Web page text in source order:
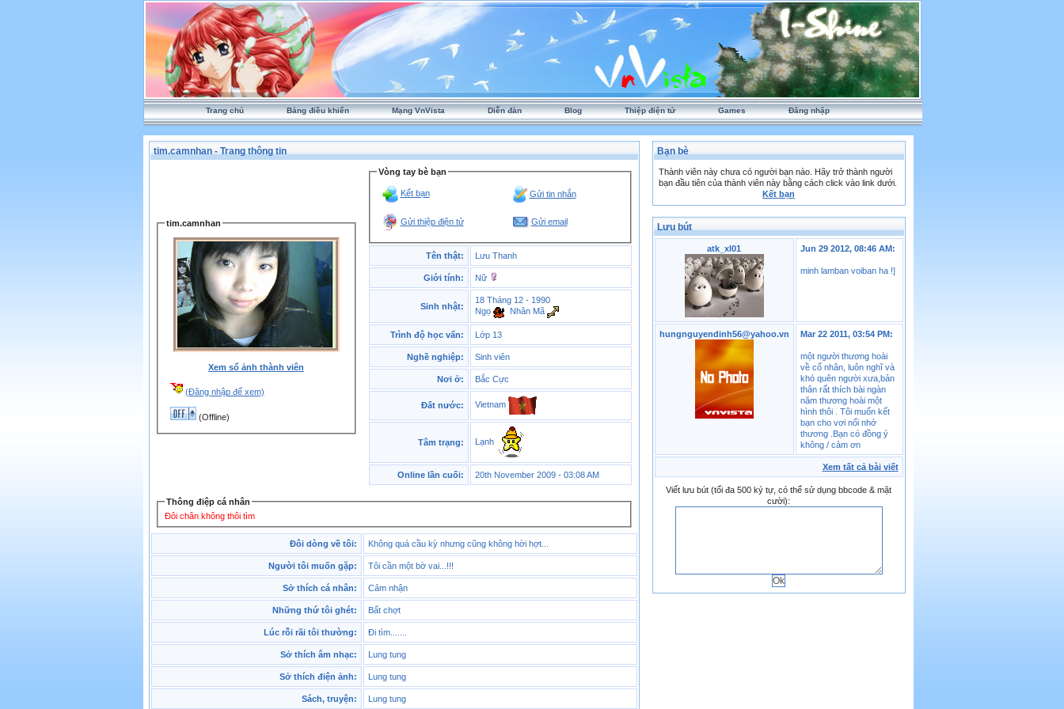
Trang chủ Bảng điều khiển Mạng VnVista Diễn đàn Blog Thiệp điện tử Games Đăng nhập
tim.camnhan - Trang thông tin
tim.camnhan
Xem sổ ảnh thành viên
(Đăng nhập để xem)
(Offline)
Vòng tay bè bạn
Kết bạn Gửi tin nhắn
Gửi thiệp điện tử Gửi email
Tên thật: Lưu Thanh
Giới tính: Nữ
Sinh nhật:
18 Tháng 12 - 1990
Ngọ
Nhân Mã
Trình độ học vấn: Lớp 13
Nghề nghiệp: Sinh viên
Nơi ở: Bắc Cực
Đất nước: Vietnam
Tâm trạng: Lạnh
Online lần cuối: 20th November 2009 - 03:08 AM
Thông điệp cá nhân
Đôi chân không thôi tìm
Đôi dòng về tôi: Không quá cầu kỳ nhưng cũng không hời hợt...
Người tôi muốn gặp: Tôi cần một bờ vai...!!!
Sở thích cá nhân: Cảm nhận
Những thứ tôi ghét: Bất chợt
Lúc rỗi rãi tôi thường: Đi tìm.......
Sở thích âm nhạc: Lung tung
Sở thích điện ảnh: Lung tung
Sách, truyện: Lung tung
Bạn bè
Thành viên này chưa có người bạn nào. Hãy trở thành người
bạn đầu tiên của thành viên này bằng cách click vào link dưới.
Kết bạn
Lưu bút
atk_xl01 Jun 29 2012, 08:46 AM:
minh lamban voiban ha !]
hungnguyendinh56@yahoo.vn Mar 22 2011, 03:54 PM:
một người thương hoài
về cố nhân, luôn nghĩ và
khó quên người xưa,bản
thân rất thích bài ngàn
năm thương hoài một
hình thôi . Tôi muốn kết
bạn cho vơi nổi nhớ
thương .Bạn có đồng ý
không / cảm ơn
Xem tất cả bài viết
Viết lưu bút (tối đa 500 ký tự, có thể sử dụng bbcode & mặt
cười):